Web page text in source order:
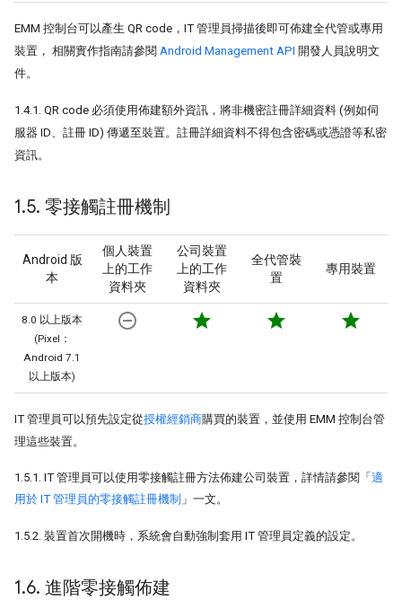
EMM 控制台可以產生 QR code，IT 管理員掃描後即可佈建全代管或專用
裝置， 相關實作指南請參閱 Android Management API 開發人員說明文
件。
1.4.1. QR code 必須使用佈建額外資訊，將非機密註冊詳細資料 (例如伺
服器 ID、註冊 ID) 傳遞至裝置。註冊詳細資料不得包含密碼或憑證等私密
資訊。
1.5. 零接觸註冊機制
Android 版
本
個人裝置
上的工作
資料夾
公司裝置
上的工作
資料夾
全代管裝
置
專用裝置
8.0 以上版本
(Pixel：
Android 7.1
以上版本)
remove_circle_outline star star star
IT 管理員可以預先設定從授權經銷商購買的裝置，並使用 EMM 控制台管
理這些裝置。
1.5.1. IT 管理員可以使用零接觸註冊方法佈建公司裝置，詳情請參閱「 適
用於 IT 管理員的零接觸註冊機制 」一文。
1.5.2. 裝置首次開機時，系統會自動強制套用 IT 管理員定義的設定。
1.6. 進階零接觸佈建